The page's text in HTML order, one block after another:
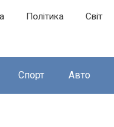
Політика Світ
Спорт Авто